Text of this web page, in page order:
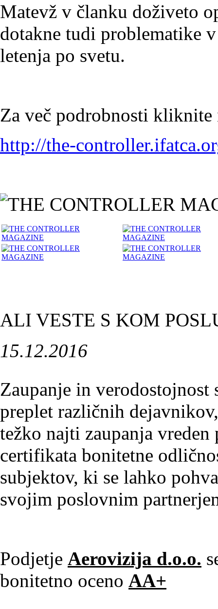
Matevž v članku doživeto
dotakne tudi problematike
letenja po svetu.
Za več podrobnosti kliknite
http://the-
ALI VESTE S KOM
15.12.2016
Zaupanje in verodostojnost
preplet različnih
težko najti zaupanja
certifikata bonitetne
subjektov, ki se lahko
svojim poslovnim
Podjetje Aerovizija d.o.o.
bonitetno oceno AA+